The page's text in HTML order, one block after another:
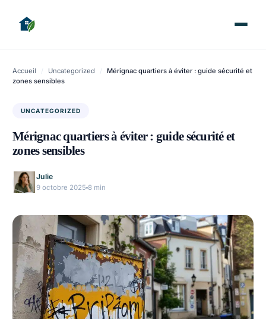
Accueil / Uncategorized /
Mérignac quartiers à éviter : guide sécurité et
zones sensibles
UNCATEGORIZED
Mérignac quartiers à éviter : guide sécurité et
zones sensibles
Julie
9 octobre 2025 8 min